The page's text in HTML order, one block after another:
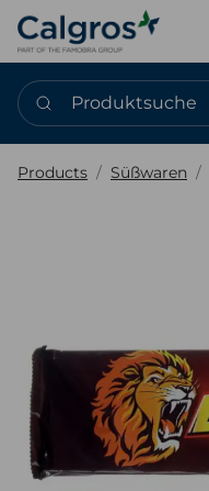
Produktsuche
Products Süßwaren